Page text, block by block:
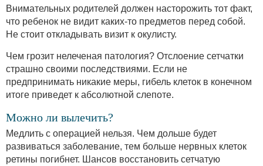
Внимательных родителей должен насторожить тот факт,
что ребенок не видит каких-то предметов перед собой.
Не стоит откладывать визит к окулисту.
Чем грозит нелеченая патология? Отслоение сетчатки
страшно своими последствиями. Если не
предпринимать никакие меры, гибель клеток в конечном
итоге приведет к абсолютной слепоте.
Можно ли вылечить?
Медлить с операцией нельзя. Чем дольше будет
развиваться заболевание, тем больше нервных клеток
ретины погибнет. Шансов восстановить сетчатую